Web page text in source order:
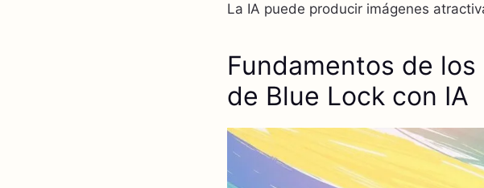
La IA puede producir imágenes
Fundamentos de
de Blue Lock con IA